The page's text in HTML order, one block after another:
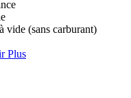
vide (sans carburant)
Plus